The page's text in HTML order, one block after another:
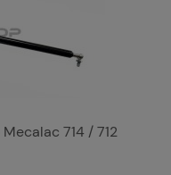
714 / 712